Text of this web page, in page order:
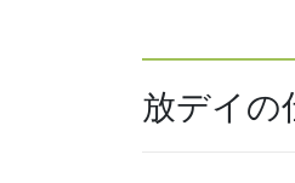
放デイの